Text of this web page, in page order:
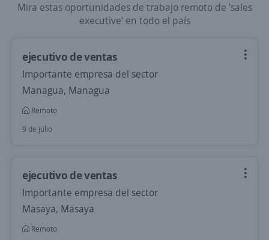
Mira estas oportunidades de trabajo remoto de 'sales
executive' en todo el país
ejecutivo de ventas
Importante empresa del sector
Managua, Managua
Remoto
9 de julio
ejecutivo de ventas
Importante empresa del sector
Masaya, Masaya
Remoto